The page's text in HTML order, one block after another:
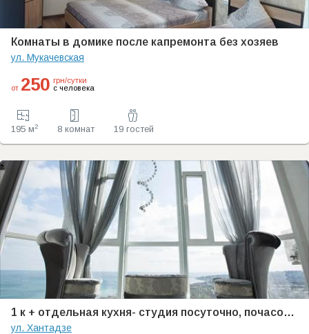
Комнаты в домике после капремонта без хозяев
ул. Мукачевская
от 250 грн/сутки
с человека
195 м2 8 комнат 19 гостей
1 к + отдельная кухня- студия посуточно, почасово, комиссия 0%, Черноморск WI-FI. Предоставляем документы командировочным.
ул. Хантадзе